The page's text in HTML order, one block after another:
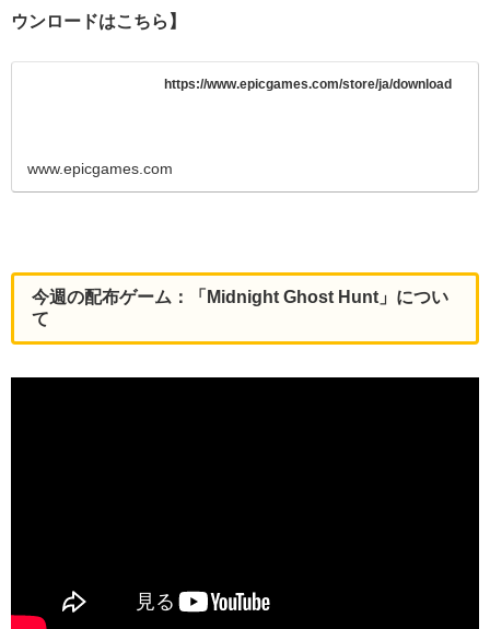
ウンロードはこちら】
https://www.epicgames.com/store/ja/download
www.epicgames.com
今週の配布ゲーム：「Midnight Ghost Hunt」 につい
て